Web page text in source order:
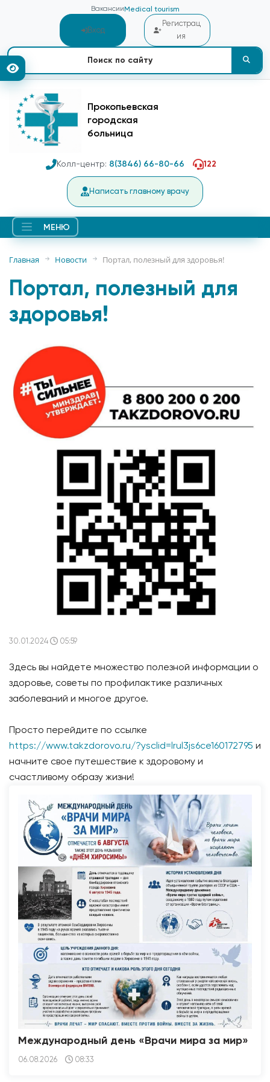
Вакансии Medical tourism
Вход
Регистрац
ия
Прокопьевская
городская
больница
Колл-центр: 8(3846) 66-80-66 122
Написать главному врачу
МЕНЮ
Главная Новости Портал, полезный для здоровья!
Портал, полезный для
здоровья!
30.01.2024 05:59
Здесь вы найдете множество полезной информации о
здоровье, советы по профилактике различных
заболеваний и многое другое.
Просто перейдите по ссылке
https://www.takzdorovo.ru/?ysclid=lrul3js6ce160172795 и
начните свое путешествие к здоровому и
счастливому образу жизни!
Международный день «Врачи мира за мир»
06.08.2026 08:33